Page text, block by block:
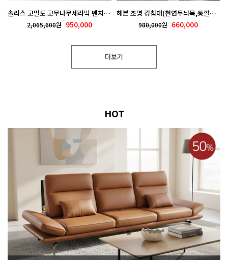
솔리스 고밀도 고무나무세라믹 벤치형 식탁세트 700-218
2,065,600원 950,000
헤븐 조명 킹침대(천연무늬목,통깔판) ES-700-14 [기본매트포함]
980,000원 660,000
더보기
HOT